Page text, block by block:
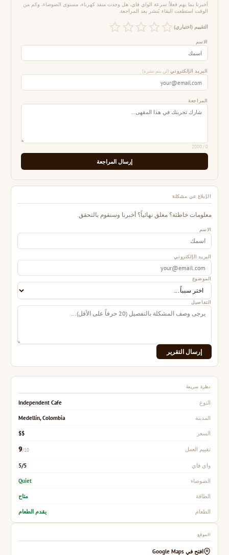
أخبرنا بما يهم فعلاً: سرعة الواي فاي، هل وجدت منفذ كهرباء، مستوى الضوضاء، وكم من
الوقت استطعت البقاء. يُنشر بعد المراجعة.
التقييم (اختياري)
الاسم
البريد الإلكتروني (لن يتم نشره)
المراجعة
0
/ 2000
إرسال المراجعة
الإبلاغ عن مشكلة
معلومات خاطئة؟ مغلق نهائياً؟ أخبرنا وسنقوم بالتحقق.
الاسم
البريد الإلكتروني
الموضوع
التفاصيل
إرسال التقرير
نظرة سريعة
النوع Independent Cafe
المدينة Medellín, Colombia
السعر $$
تقييم العمل 9/10
واي فاي 5/5
الضوضاء Quiet
الطاقة متاح
الطعام يقدم الطعام
الموقع
افتح في Google Maps